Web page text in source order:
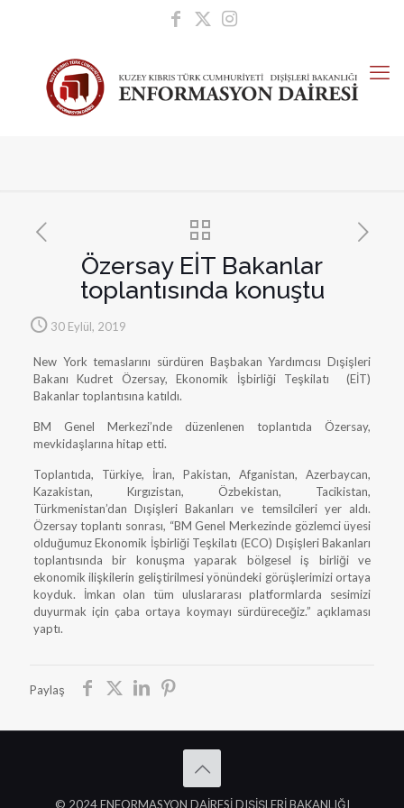
Özersay EİT Bakanlar
toplantısında konuştu
30 Eylül, 2019
New York temaslarını sürdüren Başbakan Yardımcısı Dışişleri
Bakanı Kudret Özersay, Ekonomik İşbirliği Teşkilatı (EİT)
Bakanlar toplantısına katıldı.
BM Genel Merkezi’nde düzenlenen toplantıda Özersay,
mevkidaşlarına hitap etti.
Toplantıda, Türkiye, İran, Pakistan, Afganistan, Azerbaycan,
Kazakistan, Kırgızistan, Özbekistan, Tacikistan,
Türkmenistan’dan Dışişleri Bakanları ve temsilcileri yer aldı.
Özersay toplantı sonrası, “BM Genel Merkezinde gözlemci üyesi
olduğumuz Ekonomik İşbirliği Teşkilatı (ECO) Dışişleri Bakanları
toplantısında bir konuşma yaparak bölgesel iş birliği ve
ekonomik ilişkilerin geliştirilmesi yönündeki görüşlerimizi ortaya
koyduk. İmkan olan tüm uluslararası platformlarda sesimizi
duyurmak için çaba ortaya koymayı sürdüreceğiz.” açıklaması
yaptı.
Paylaş
© 2024 ENFORMASYON DAİRESİ DIŞİŞLERİ BAKANLIĞI